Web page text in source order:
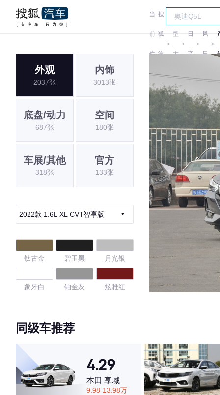
当
前
位
置:
搜
狐
汽
车
＞
车
型
大
＞
日
产
＞
风
日
＞
外观
2037张
内饰
3013张
底盘/动力
687张
空间
180张
车展/其他
318张
官方
133张
2022款 1.6L XL CVT智享版
钛古金 碧玉黑 月光银
象牙白 铂金灰 炫雅红
4.68
同级车推荐
4.29
本田 享域
9.98-13.98万